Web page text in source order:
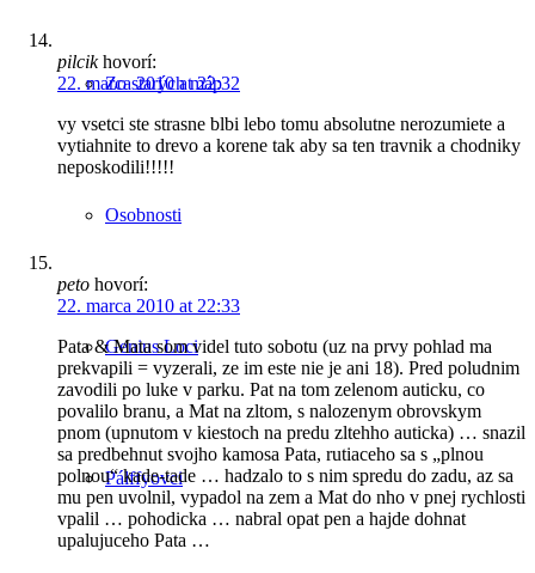
Zo starých máp
Osobnosti
Genius Loci
Pálffyovci
pilcik hovorí:
22. marca 2010 at 22:32
vy vsetci ste strasne blbi lebo tomu absolutne nerozumiete a
vytiahnite to drevo a korene tak aby sa ten travnik a chodniky
neposkodili!!!!!
peto hovorí:
22. marca 2010 at 22:33
Pata & Mata som videl tuto sobotu (uz na prvy pohlad ma
prekvapili = vyzerali, ze im este nie je ani 18). Pred poludnim
zavodili po luke v parku. Pat na tom zelenom auticku, co
povalilo branu, a Mat na zltom, s nalozenym obrovskym
pnom (upnutom v kiestoch na predu zltehho auticka) … snazil
sa predbehnut svojho kamosa Pata, rutiaceho sa s „plnou
polnou“ kade-tade … hadzalo to s nim spredu do zadu, az sa
mu pen uvolnil, vypadol na zem a Mat do nho v pnej rychlosti
vpalil … pohodicka … nabral opat pen a hajde dohnat
upalujuceho Pata …